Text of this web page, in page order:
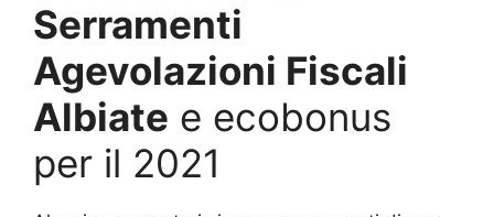
Serramenti
Agevolazioni Fiscali
Albiate e ecobonus
per il 2021